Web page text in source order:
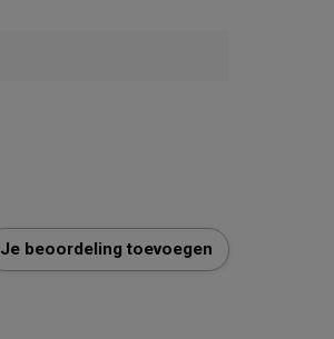
Je beoordeling toevoegen